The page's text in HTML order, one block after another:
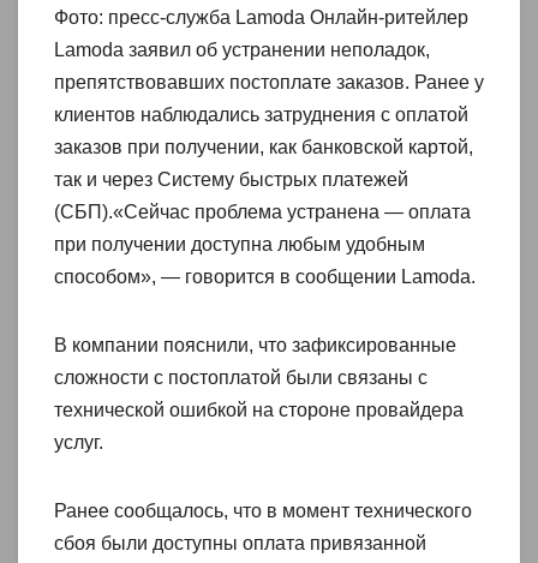
Фото: пресс-служба Lamoda Онлайн-ритейлер
Lamoda заявил об устранении неполадок,
препятствовавших постоплате заказов. Ранее у
клиентов наблюдались затруднения с оплатой
заказов при получении, как банковской картой,
так и через Систему быстрых платежей
(СБП).«Сейчас проблема устранена — оплата
при получении доступна любым удобным
способом», — говорится в сообщении Lamoda.
В компании пояснили, что зафиксированные
сложности с постоплатой были связаны с
технической ошибкой на стороне провайдера
услуг.
Ранее сообщалось, что в момент технического
сбоя были доступны оплата привязанной